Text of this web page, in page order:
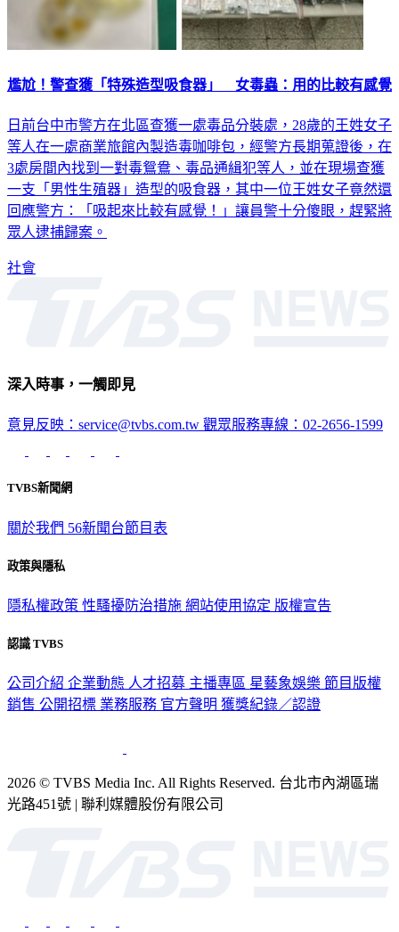
尷尬！警查獲「特殊造型吸食器」 女毒蟲：用的比較有感覺
日前台中市警方在北區查獲一處毒品分裝處，28歲的王姓女子
等人在一處商業旅館內製造毒咖啡包，經警方長期蒐證後，在
3處房間內找到一對毒鴛鴦、毒品通緝犯等人，並在現場查獲
一支「男性生殖器」造型的吸食器，其中一位王姓女子竟然還
回應警方：「吸起來比較有感覺！」讓員警十分傻眼，趕緊將
眾人逮捕歸案。
社會
深入時事，一觸即見
意見反映：service@tvbs.com.tw 觀眾服務專線：02-2656-1599
TVBS新聞網
關於我們 56新聞台節目表
政策與隱私
隱私權政策 性騷擾防治措施 網站使用協定 版權宣告
認識 TVBS
公司介紹 企業動態 人才招募 主播專區 星藝象娛樂 節目版權
銷售 公開招標 業務服務 官方聲明 獲獎紀錄／認證
2026 © TVBS Media Inc. All Rights Reserved. 台北市內湖區瑞
光路451號 | 聯利媒體股份有限公司